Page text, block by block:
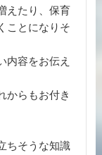
えたり、保育
ことになりそ
内容をお伝え
からもお付き
ちそうな知識